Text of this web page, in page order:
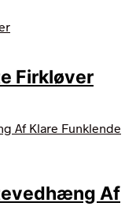
Firkløver
Af